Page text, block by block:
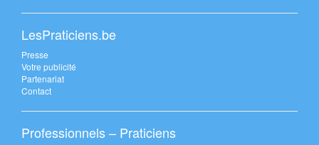
LesPraticiens.be
Presse
Votre publicité
Partenariat
Contact
Professionnels – Praticiens